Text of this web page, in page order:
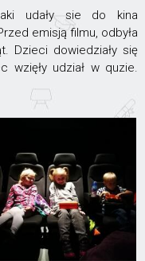
udały sie do kina
emisją filmu, odbyła
Dzieci dowiedziały się
wzięły udział w quzie.